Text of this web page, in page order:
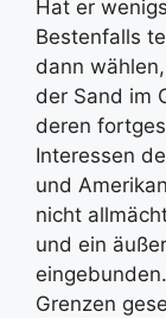
Hat er
Bestenfalls
dann
der Sand im
deren
Interessen
und
nicht
und ein
Grenzen